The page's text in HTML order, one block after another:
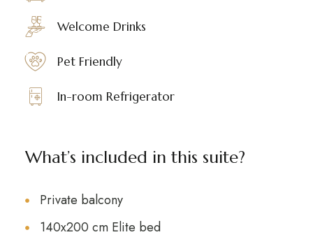
Welcome Drinks
Pet Friendly
In-room Refrigerator
What’s included in this suite?
Private balcony
140x200 cm Elite bed